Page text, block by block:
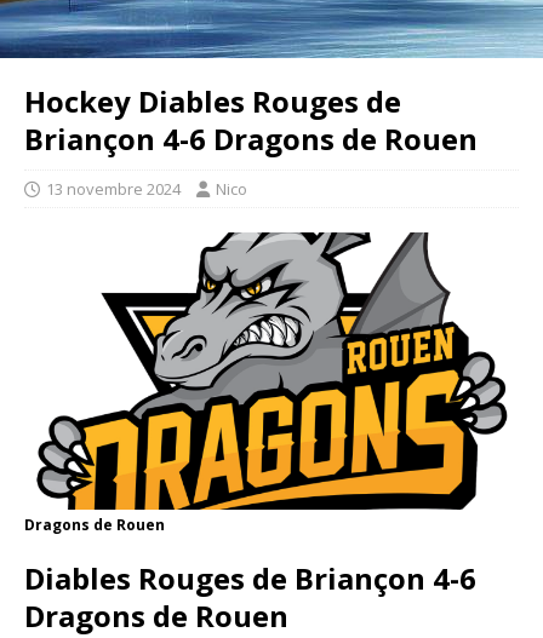
Hockey Diables Rouges de
Briançon 4-6 Dragons de Rouen
13 novembre 2024 Nico
Dragons de Rouen
Diables Rouges de Briançon 4-6
Dragons de Rouen